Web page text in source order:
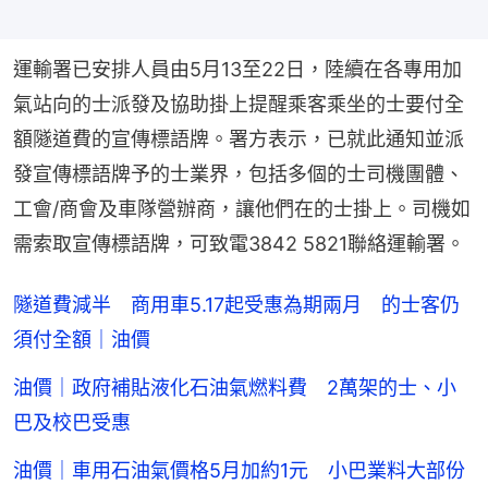
運輸署已安排人員由5月13至22日，陸續在各專用加
氣站向的士派發及協助掛上提醒乘客乘坐的士要付全
額隧道費的宣傳標語牌。署方表示，已就此通知並派
發宣傳標語牌予的士業界，包括多個的士司機團體、
工會/商會及車隊營辦商，讓他們在的士掛上。司機如
需索取宣傳標語牌，可致電3842 5821聯絡運輸署。
隧道費減半 商用車5.17起受惠為期兩月 的士客仍
須付全額｜油價
油價｜政府補貼液化石油氣燃料費 2萬架的士、小
巴及校巴受惠
油價｜車用石油氣價格5月加約1元 小巴業料大部份